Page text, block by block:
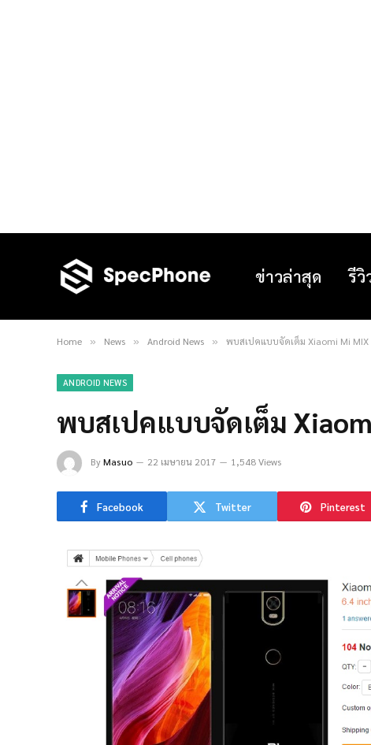
ข่าวล่าสุด รีวิ
Home » News » Android News » พบสเปคแบบจัดเต็ม Xiaomi Mi MIX
ANDROID NEWS
พบสเปคแบบจัดเต็ม
ByMasuo 22 เมษายน 2017 1,548 Views
Facebook Twitter Pinterest